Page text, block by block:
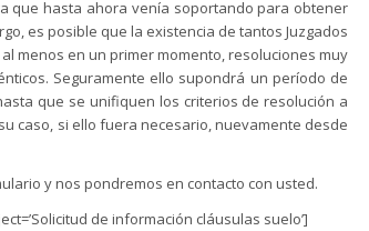
que hasta ahora venía soportando para obtener
es posible que la existencia de tantos Juzgados
menos en un primer momento, resoluciones muy
Seguramente ello supondrá un período de
que se unifiquen los criterios de resolución a
caso, si ello fuera necesario, nuevamente desde
y nos pondremos en contacto con usted.
de información cláusulas suelo’]